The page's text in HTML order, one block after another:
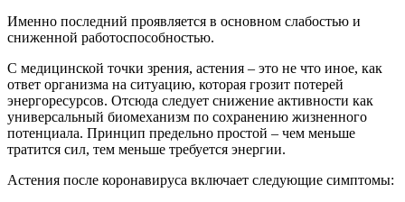
Именно последний проявляется в основном слабостью и
сниженной работоспособностью.
С медицинской точки зрения, астения – это не что иное, как
ответ организма на ситуацию, которая грозит потерей
энергоресурсов. Отсюда следует снижение активности как
универсальный биомеханизм по сохранению жизненного
потенциала. Принцип предельно простой – чем меньше
тратится сил, тем меньше требуется энергии.
Астения после коронавируса включает следующие симптомы: